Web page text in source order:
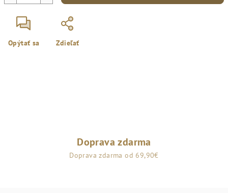
Opýtať sa Zdieľať
Doprava zdarma
Doprava zdarma od 69,90€